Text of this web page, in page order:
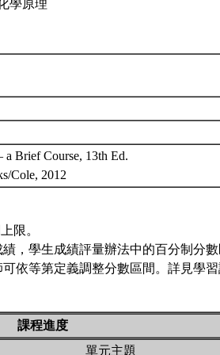
學原理
a Brief Course, 13th Ed.
Cole, 2012
限。
，學生成績評量辦法中的百分制分
依等第定義調整分數區間。詳見學
課程進度
單元主題